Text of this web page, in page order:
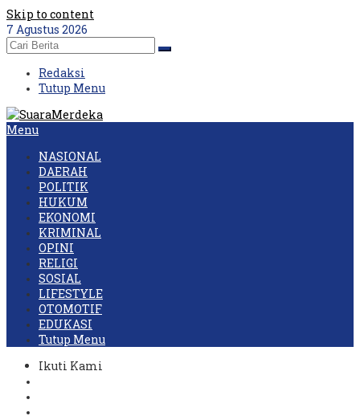
Skip to content
7 Agustus 2026
Redaksi
Tutup Menu
Menu
NASIONAL
DAERAH
POLITIK
HUKUM
EKONOMI
KRIMINAL
OPINI
RELIGI
SOSIAL
LIFESTYLE
OTOMOTIF
EDUKASI
Tutup Menu
Ikuti Kami